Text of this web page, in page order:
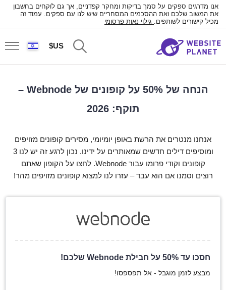
אנו מדרגים ספקים על סמך בדיקות ומחקר קפדניים, אך גם לוקחים בחשבון
את המשוב שלכם ואת ההסכמים המסחריים שיש לנו עם ספקים. עמוד זה
מכיל קישורים לשותפים. גילוי נאות פרסומי
US$
הנחה של 50% על קופונים של Webnode –
תוקף: 2026
אנחנו מנטרים את הרשת באופן יומיומי, מסירים קופונים מזויפים
ומוסיפים דילים חדשים שמאותרים על ידינו. נכון לרגע זה יש לנו 3
קופונים וקודי פרומו עבור Webnode. לחצו על הקופון שאתם
רוצים וסמנו אם הוא עבד – עזרו לנו למצוא קופונים מזויפים מהר!
חסכו עד 50% על חבילת Webnode שלכם!
מבצע לזמן מוגבל - אל תפספסו!